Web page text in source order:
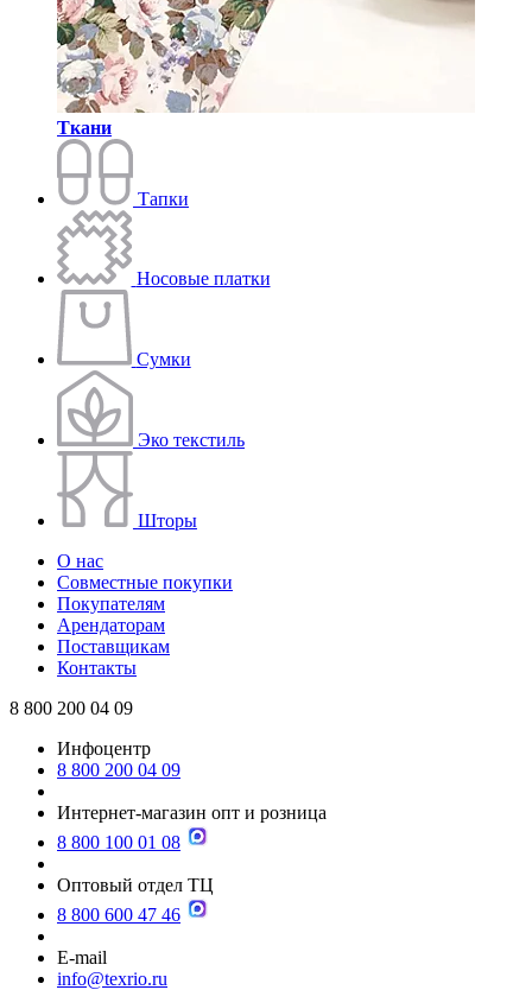
Ткани
Тапки
Носовые платки
Сумки
Эко текстиль
Шторы
О нас
Совместные покупки
Покупателям
Арендаторам
Поставщикам
Контакты
8 800 200 04 09
Инфоцентр
8 800 200 04 09
Интернет-магазин опт и розница
8 800 100 01 08
Оптовый отдел ТЦ
8 800 600 47 46
E-mail
info@texrio.ru